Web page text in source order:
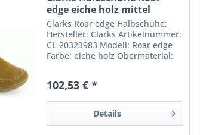
edge eiche holz mittel
Clarks Roar edge Halbschuhe:
Hersteller: Clarks Artikelnummer:
CL-20323983 Modell: Roar edge
Farbe: eiche holz Obermaterial:
102,53 € *
Details